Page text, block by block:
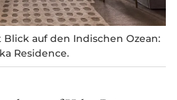
auf den Indischen Ozean:
Residence.